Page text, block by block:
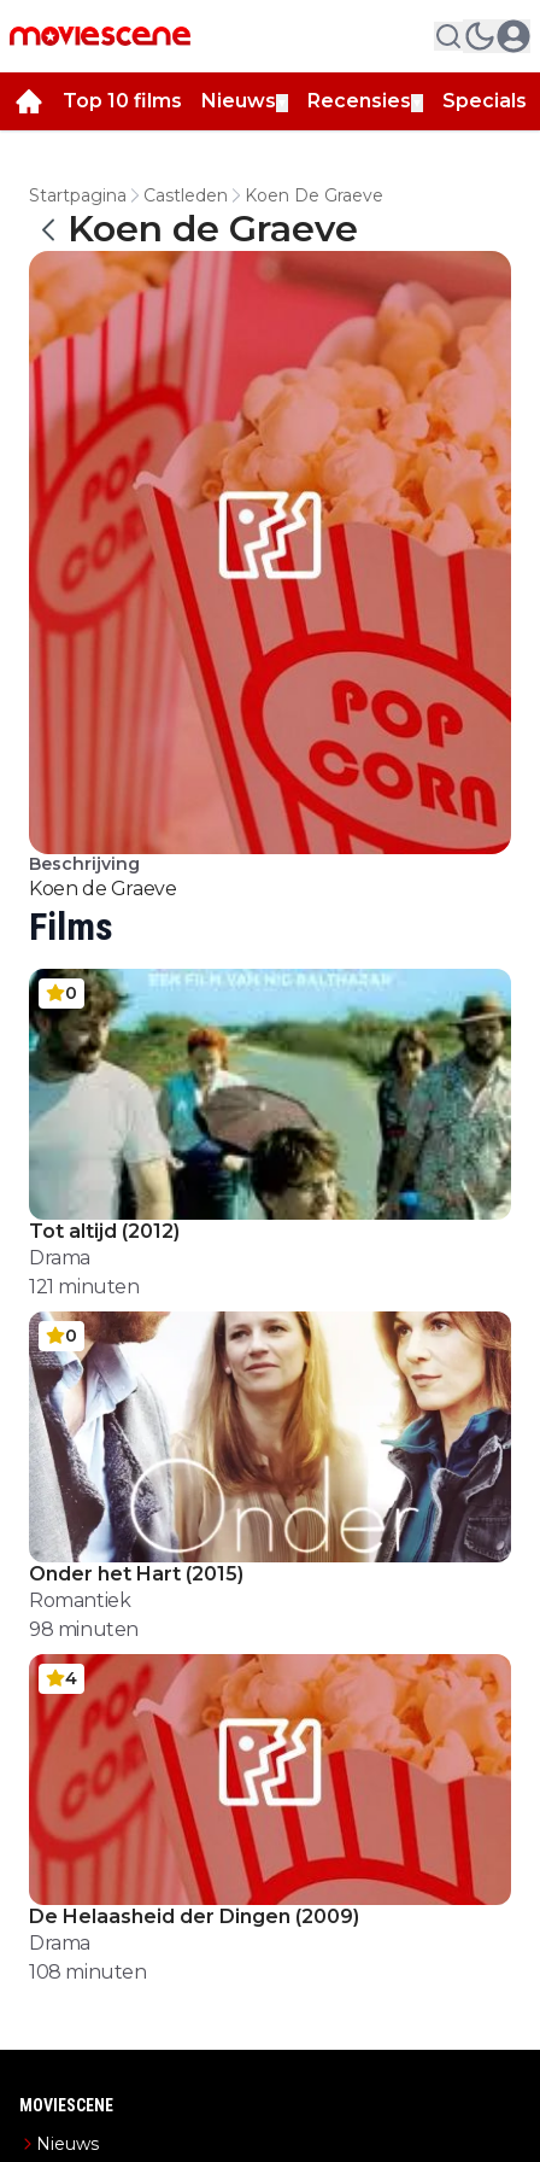
Top 10 films Nieuws Recensies Specials
Startpagina Castleden Koen De Graeve
Koen de Graeve
Beschrijving
Koen de Graeve
Films
0
Tot altijd (2012)
Drama
121 minuten
0
Onder het Hart (2015)
Romantiek
98 minuten
4
De Helaasheid der Dingen (2009)
Drama
108 minuten
MOVIESCENE
Nieuws